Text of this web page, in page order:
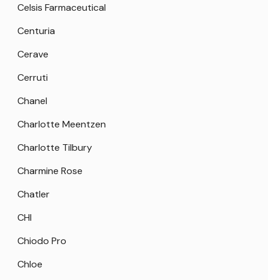
Celsis Farmaceutical
Centuria
Cerave
Cerruti
Chanel
Charlotte Meentzen
Charlotte Tilbury
Charmine Rose
Chatler
CHI
Chiodo Pro
Chloe